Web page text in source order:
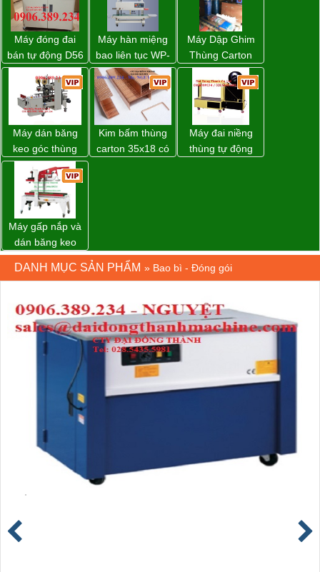
Strapack Nhật
Máy đóng đai
bán tự động D56
Strapack
Máy hàn miệng
bao liên tục WP-
1200V chính
hãng giá tốt
Máy Dập Ghim
Thùng Carton
Wp-1200 Chính
Hãng Đài Loan
Máy dán băng
keo góc thùng
carton giá tốt
Đồng Nai
Kim bấm thùng
carton 35x18 có
Máy đai niềng
thùng tự động
Máy gấp nắp và
dán băng keo
thùng carton tự
động WP-5050F
DANH MỤC SẢN PHẨM » Bao bì - Đóng gói